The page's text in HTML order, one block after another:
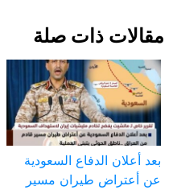
مقالات ذات صلة
بعد أعلان الدفاع السعودية
عن أعتراض طيران مسير